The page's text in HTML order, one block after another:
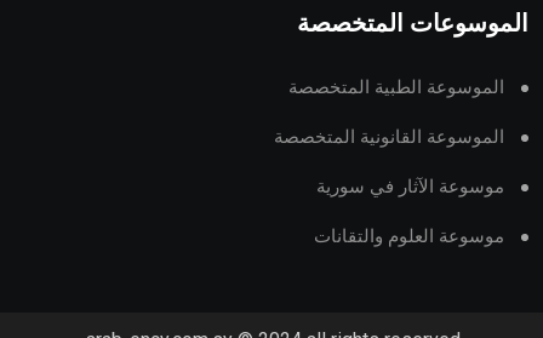
الموسوعات المتخصصة
الموسوعة الطبية المتخصصة
الموسوعة القانونية المتخصصة
موسوعة الآثار في سورية
موسوعة العلوم والتقانات